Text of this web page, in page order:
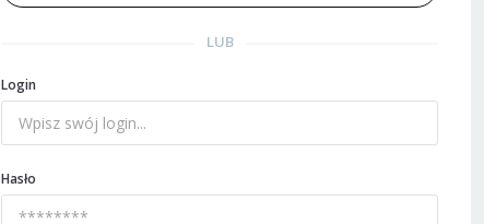
LUB
Login
Hasło